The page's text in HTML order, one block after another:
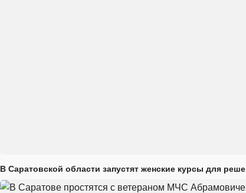
В Саратовской области запустят женские курсы для